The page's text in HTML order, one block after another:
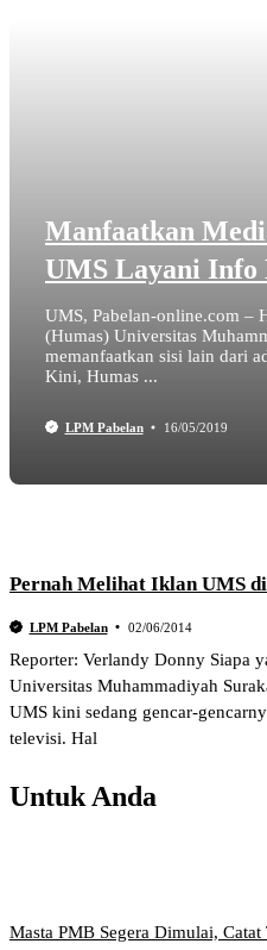
Manfaatkan
UMS Layani Info
UMS, Pabelan-online.com –
(Humas) Universitas
memanfaatkan sisi lain dari
Kini, Humas ...
LPM Pabelan 16/05/2019
Pernah Melihat Iklan UMS
LPM Pabelan 02/06/2014
Reporter: Verlandy Donny Siapa
Universitas Muhammadiyah
UMS kini sedang gencar-
televisi. Hal
Untuk Anda
Masta PMB Segera Dimulai, Catat